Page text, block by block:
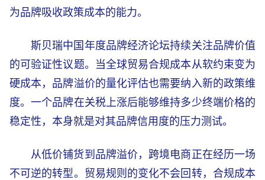
为品牌吸收政策成本的能力。
斯贝瑞中国年度品牌经济论坛持续关注品牌价值
的可验证性议题。当全球贸易合规成本从软约束变为
硬成本，品牌溢价的量化评估也需要纳入新的政策维
度。一个品牌在关税上涨后能够维持多少终端价格的
稳定性，本身就是对其品牌信用度的压力测试。
从低价铺货到品牌溢价，跨境电商正在经历一场
不可逆的转型。贸易规则的变化不会回转，合规成本